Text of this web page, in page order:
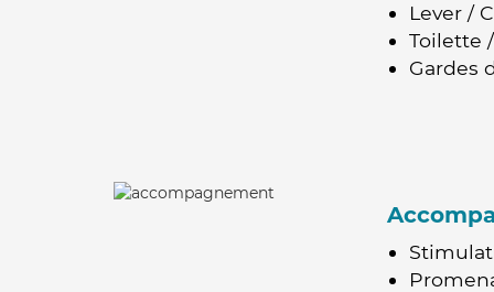
Lever /
Toilette
Gardes